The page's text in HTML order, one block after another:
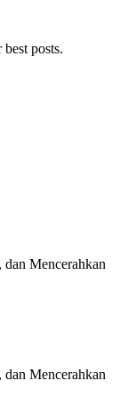
posts.
Mencerahkan
Mencerahkan